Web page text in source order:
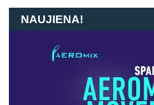
NAUJIENA!